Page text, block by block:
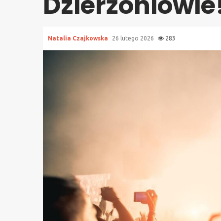
Natalia Czajkowska 26 lutego 2026 283